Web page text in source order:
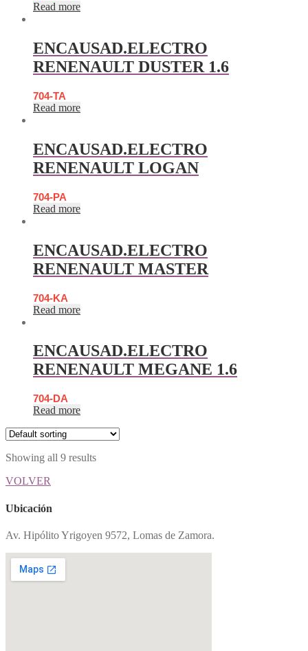
Read more
ENCAUSAD.ELECTRO
RENENAULT DUSTER 1.6
704-TA
Read more
ENCAUSAD.ELECTRO
RENENAULT LOGAN
704-PA
Read more
ENCAUSAD.ELECTRO
RENENAULT MASTER
704-KA
Read more
ENCAUSAD.ELECTRO
RENENAULT MEGANE 1.6
704-DA
Read more
Showing all 9 results
VOLVER
Ubicación
Av. Hipólito Yrigoyen 9572, Lomas de Zamora.